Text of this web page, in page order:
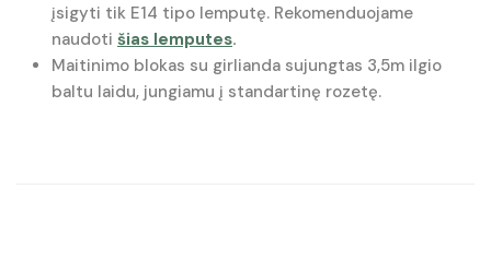
įsigyti tik E14 tipo lemputę. Rekomenduojame
naudoti šias lemputes.
Maitinimo blokas su girlianda sujungtas 3,5m ilgio
baltu laidu, jungiamu į standartinę rozetę.